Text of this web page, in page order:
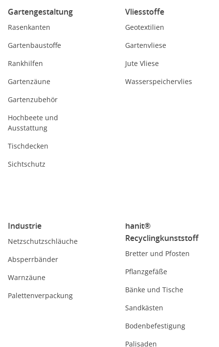
Gartengestaltung
Rasenkanten
Gartenbaustoffe
Rankhilfen
Gartenzäune
Gartenzubehör
Hochbeete und
Ausstattung
Tischdecken
Sichtschutz
Vliesstoffe
Geotextilien
Gartenvliese
Jute Vliese
Wasserspeichervlies
Industrie
Netzschutzschläuche
Absperrbänder
Warnzäune
Palettenverpackung
hanit®
Recyclingkunststoff
Bretter und Pfosten
Pflanzgefäße
Bänke und Tische
Sandkästen
Bodenbefestigung
Palisaden